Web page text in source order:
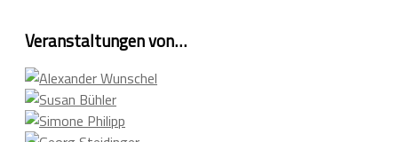
Veranstaltungen von…